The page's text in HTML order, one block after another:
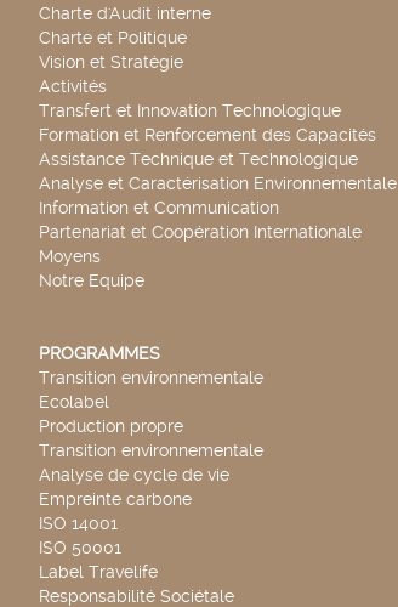
Charte d'Audit interne
Charte et Politique
Vision et Stratégie
Activités
Transfert et Innovation Technologique
Formation et Renforcement des Capacités
Assistance Technique et Technologique
Analyse et Caractérisation Environnementale
Information et Communication
Partenariat et Coopération Internationale
Moyens
Notre Equipe
PROGRAMMES
Transition environnementale
Ecolabel
Production propre
Transition environnementale
Analyse de cycle de vie
Empreinte carbone
ISO 14001
ISO 50001
Label Travelife
Responsabilité Sociétale